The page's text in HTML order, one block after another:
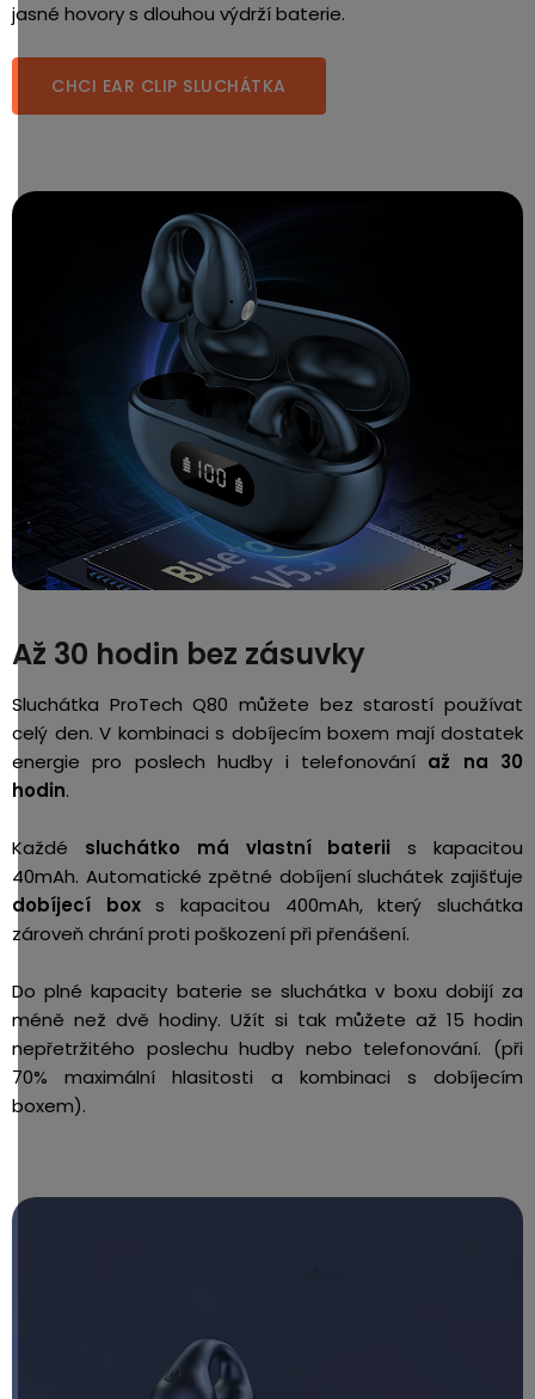
jasné hovory s dlouhou výdrží baterie.
CHCI EAR CLIP SLUCHÁTKA
Až 30 hodin bez zásuvky
Sluchátka ProTech Q80 můžete bez starostí používat
celý den. V kombinaci s dobíjecím boxem mají dostatek
energie pro poslech hudby i telefonování až na 30
hodin.
Každé sluchátko má vlastní baterii s kapacitou
40mAh. Automatické zpětné dobíjení sluchátek zajišťuje
dobíjecí boxs kapacitou 400mAh, který sluchátka
zároveň chrání proti poškození při přenášení.
Do plné kapacity baterie se sluchátka v boxu dobijí za
méně než dvě hodiny. Užít si tak můžete až 15 hodin
nepřetržitého poslechu hudby nebo telefonování. (při
70% maximální hlasitosti a kombinaci s dobíjecím
boxem).